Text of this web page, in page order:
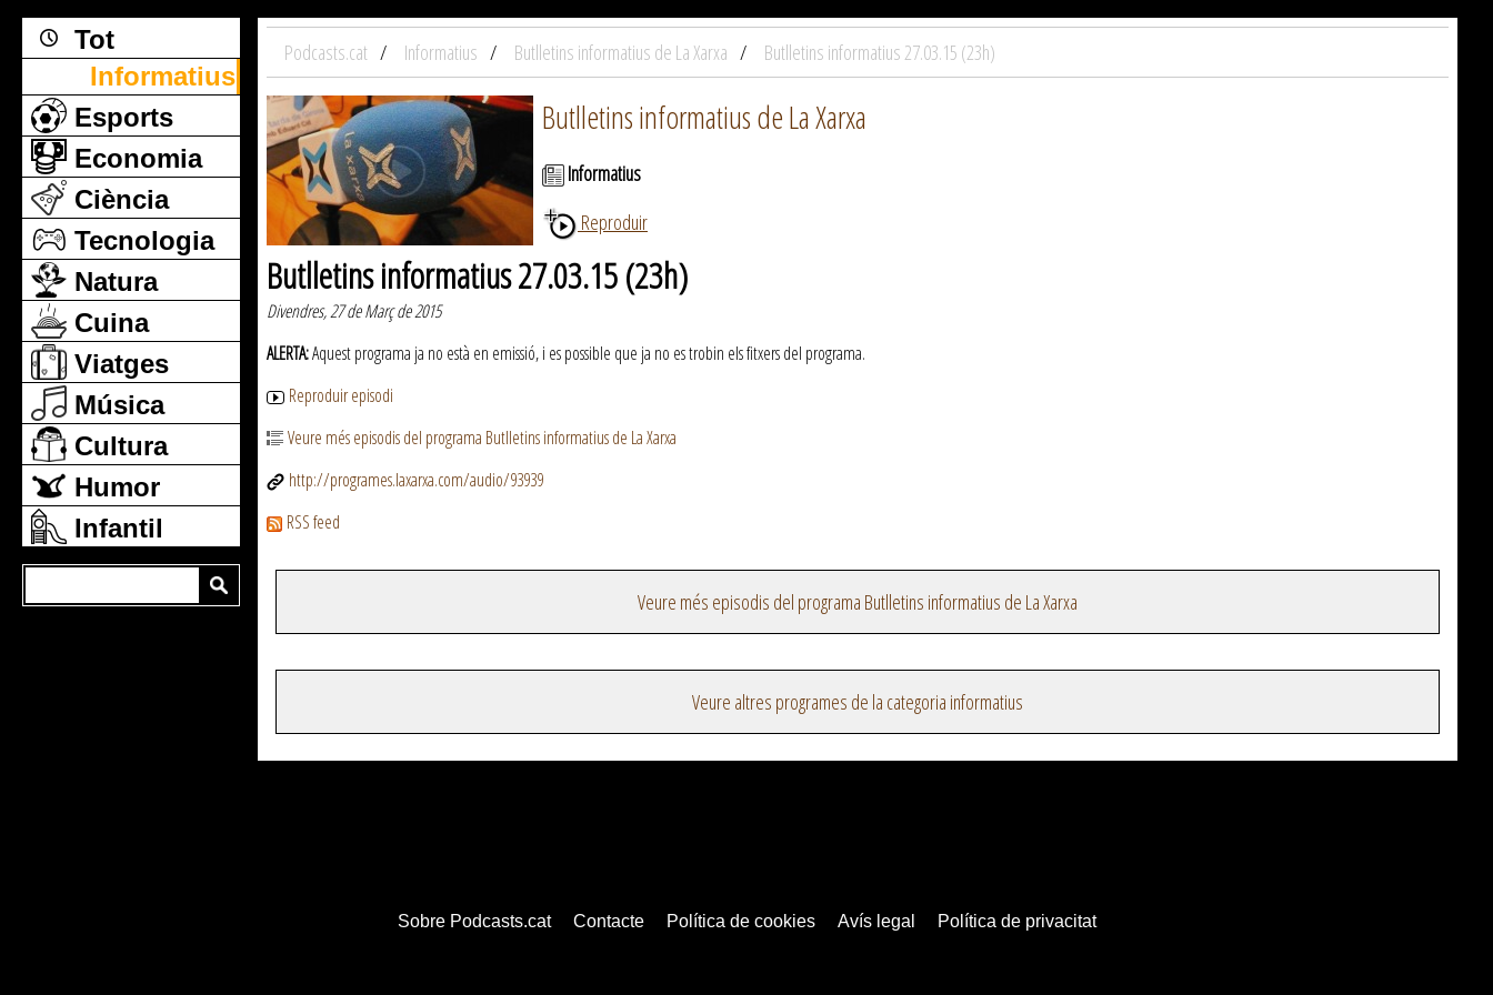
Tot
Informatius
Esports
Economia
Ciència
Tecnologia
Natura
Cuina
Viatges
Música
Cultura
Humor
Infantil
Podcasts.cat Informatius Butlletins informatius de La Xarxa Butlletins informatius 27.03.15 (23h)
Butlletins informatius de La Xarxa
Informatius
Reproduir
Butlletins informatius 27.03.15 (23h)
Divendres, 27 de Març de 2015
ALERTA:Aquest programa ja no està en emissió, i es possible que ja no es trobin els fitxers del programa.
Reproduir episodi
Veure més episodis del programa Butlletins informatius de La Xarxa
http://programes.laxarxa.com/audio/93939
RSS feed
Veure més episodis del programa Butlletins informatius de La Xarxa
Veure altres programes de la categoria informatius
Sobre Podcasts.cat Contacte Política de cookies Avís legal Política de privacitat